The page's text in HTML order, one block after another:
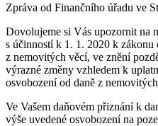
Zpráva od Finančního úřadu ve
Dovolujeme si Vás upozornit na
s účinností k 1. 1. 2020 k zákonu
z nemovitých věcí, ve znění
výrazné změny vzhledem k
osvobození od daně z
Ve Vašem daňovém přiznání k
výše uvedené osvobození na